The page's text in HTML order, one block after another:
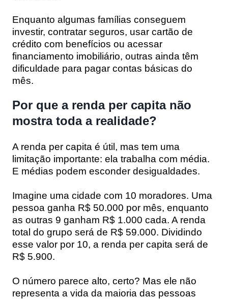
Enquanto algumas famílias conseguem
investir, contratar seguros, usar cartão de
crédito com benefícios ou acessar
financiamento imobiliário, outras ainda têm
dificuldade para pagar contas básicas do
mês.
Por que a renda per capita não
mostra toda a realidade?
A renda per capita é útil, mas tem uma
limitação importante: ela trabalha com média.
E médias podem esconder desigualdades.
Imagine uma cidade com 10 moradores. Uma
pessoa ganha R$ 50.000 por mês, enquanto
as outras 9 ganham R$ 1.000 cada. A renda
total do grupo será de R$ 59.000. Dividindo
esse valor por 10, a renda per capita será de
R$ 5.900.
O número parece alto, certo? Mas ele não
representa a vida da maioria das pessoas